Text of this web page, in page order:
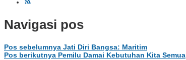
Navigasi pos
Pos sebelumnya Jati Diri Bangsa: Maritim
Pos berikutnya Pemilu Damai Kebutuhan Kita Semua